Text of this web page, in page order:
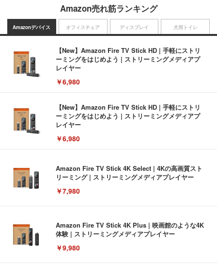
Amazon売れ筋ランキング
Amazonデバイス
【New】Amazon Fire TV Stick HD | 手軽にストリ
ーミングをはじめよう | ストリーミングメディアプ
レイヤー
￥6,980
【New】Amazon Fire TV Stick HD | 手軽にストリ
ーミングをはじめよう | ストリーミングメディアプ
レイヤー
￥6,980
Amazon Fire TV Stick 4K Select | 4Kの高画質スト
リーミング | ストリーミングメディアプレイヤー
￥7,980
Amazon Fire TV Stick 4K Plus | 映画館のような4K
体験 | ストリーミングメディアプレイヤー
￥9,980
オフィスチェア ディスプレイ 犬用トイレ